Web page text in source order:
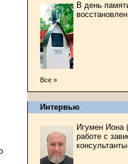
В день
Все »
Интервью
Игумен Иона
работе с